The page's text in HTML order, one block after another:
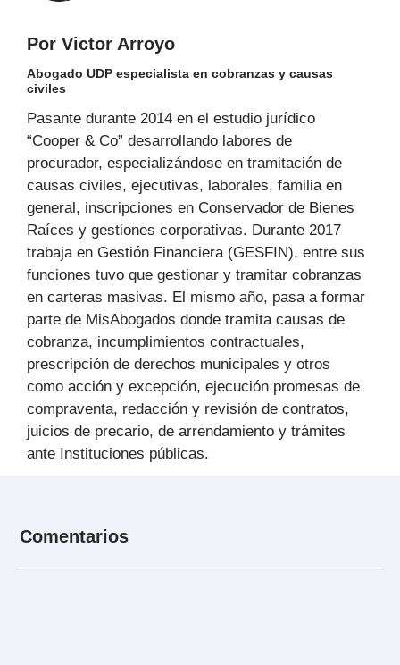
Por Victor Arroyo
Abogado UDP especialista en cobranzas y causas
civiles
Pasante durante 2014 en el estudio jurídico
“Cooper & Co” desarrollando labores de
procurador, especializándose en tramitación de
causas civiles, ejecutivas, laborales, familia en
general, inscripciones en Conservador de Bienes
Raíces y gestiones corporativas. Durante 2017
trabaja en Gestión Financiera (GESFIN), entre sus
funciones tuvo que gestionar y tramitar cobranzas
en carteras masivas. El mismo año, pasa a formar
parte de MisAbogados donde tramita causas de
cobranza, incumplimientos contractuales,
prescripción de derechos municipales y otros
como acción y excepción, ejecución promesas de
compraventa, redacción y revisión de contratos,
juicios de precario, de arrendamiento y trámites
ante Instituciones públicas.
Comentarios